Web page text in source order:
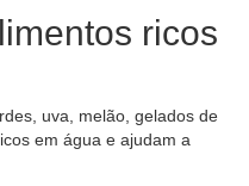
ricos
uva, melão, gelados de
em água e ajudam a